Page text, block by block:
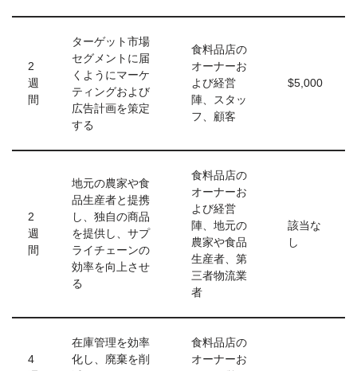
2
週
間
ターゲット市場
セグメントに届
くようにマーケ
ティングおよび
広告計画を策定
する
食料品店の
オーナーお
よび経営
陣、スタッ
フ、顧客
$5,000
2
週
間
地元の農家や食
品生産者と提携
し、独自の商品
を提供し、サプ
ライチェーンの
効率を向上させ
る
食料品店の
オーナーお
よび経営
陣、地元の
農家や食品
生産者、第
三者物流業
者
該当な
し
4
在庫管理を効率
化し、廃棄を削
食料品店の
オーナーお